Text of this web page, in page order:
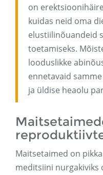
on
kuidas neid oma
elustiilinõuandeid
toetamiseks.
looduslikke
ennetavaid
ja üldise heaolu
Maitsetaimed on
meditsiini nurgakiviks